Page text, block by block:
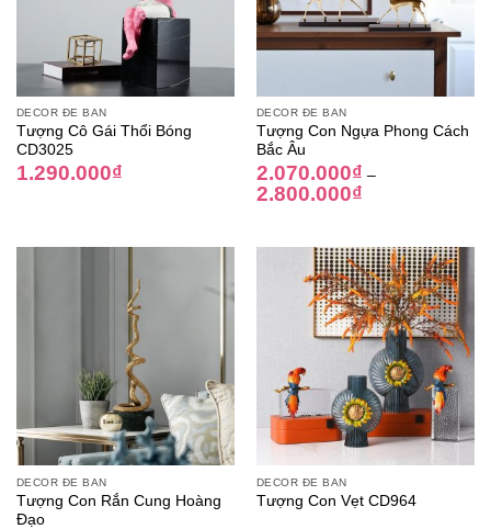
DECOR ĐỂ BÀN
Tượng Cô Gái Thổi Bóng
CD3025
1.290.000₫
DECOR ĐỂ BÀN
Tượng Con Ngựa Phong Cách
Bắc Âu
2.070.000₫ –
2.800.000₫
DECOR ĐỂ BÀN
Tượng Con Rắn Cung Hoàng
Đạo
DECOR ĐỂ BÀN
Tượng Con Vẹt CD964